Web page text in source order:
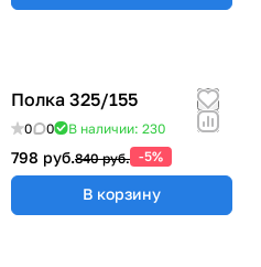
Полка 325/155
0 0 В наличии: 230
798 руб.840 руб. -5%
В корзину